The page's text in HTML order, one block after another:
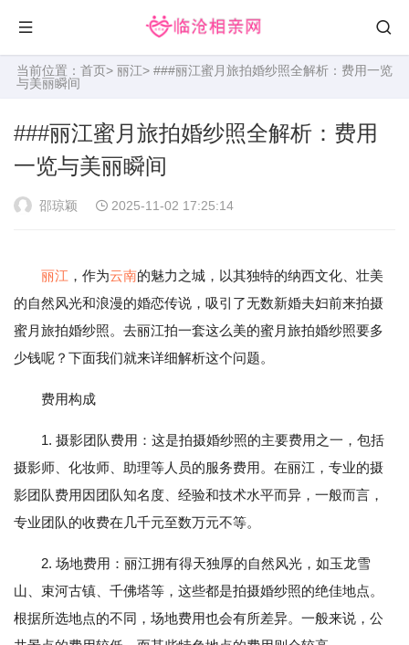
当前位置： 首页> 丽江> ###丽江蜜月旅拍婚纱照全解析：费用一览
与美丽瞬间
###丽江蜜月旅拍婚纱照全解析：费用
一览与美丽瞬间
邵琼颖 2025-11-02 17:25:14
丽江 ，作为云南的魅力之城，以其独特的纳西文化、壮美
的自然风光和浪漫的婚恋传说，吸引了无数新婚夫妇前来拍摄
蜜月旅拍婚纱照。去丽江拍一套这么美的蜜月旅拍婚纱照要多
少钱呢？下面我们就来详细解析这个问题。
费用构成
1. 摄影团队费用：这是拍摄婚纱照的主要费用之一，包括
摄影师、化妆师、助理等人员的服务费用。在丽江，专业的摄
影团队费用因团队知名度、经验和技术水平而异，一般而言，
专业团队的收费在几千元至数万元不等。
2. 场地费用：丽江拥有得天独厚的自然风光，如玉龙雪
山、束河古镇、千佛塔等，这些都是拍摄婚纱照的绝佳地点。
根据所选地点的不同，场地费用也会有所差异。一般来说，公